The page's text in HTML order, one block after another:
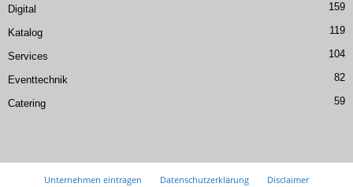
Digital 159
Katalog 119
Services 104
Eventtechnik 82
Catering 59
Unternehmen eintragen Datenschutzerklärung
Disclaimer